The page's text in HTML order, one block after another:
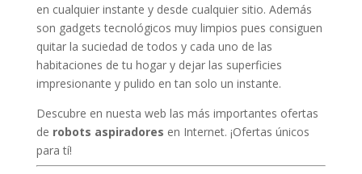
en cualquier instante y desde cualquier sitio. Además
son gadgets tecnológicos muy limpios pues consiguen
quitar la suciedad de todos y cada uno de las
habitaciones de tu hogar y dejar las superficies
impresionante y pulido en tan solo un instante.
Descubre en nuesta web las más importantes ofertas
de robots aspiradores en Internet. ¡Ofertas únicos
para tí!